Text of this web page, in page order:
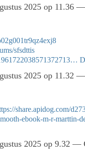
2025 op 11.36
sfsdttis
2025 op 11.32
share.apidog.com/
ebook-m-r-marttin-
2025 op 9.32 —